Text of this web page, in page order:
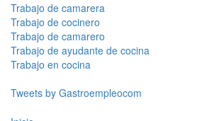
Trabajo de camarera
Trabajo de cocinero
Trabajo de camarero
Trabajo de ayudante de cocina
Trabajo en cocina
Tweets by Gastroempleocom